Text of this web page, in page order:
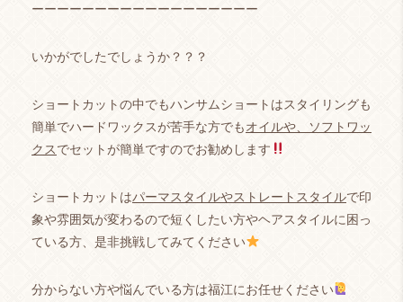
ーーーーーーーーーーーーーーーーーー
いかがでしたでしょうか？？？
ショートカットの中でもハンサムショートはスタイリングも
簡単でハードワックスが苦手な方でもオイルや、ソフトワッ
クスでセットが簡単ですのでお勧めします
ショート カットはパーマスタイルやストレートスタイルで印
象や雰囲気が変わるので短くしたい方やヘアスタイルに困っ
ている方、是非挑戦してみてください
分からない方や悩んでいる方は福江にお任せください